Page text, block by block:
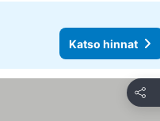
Katso hinnat
Jaa